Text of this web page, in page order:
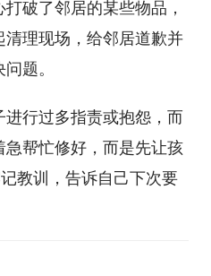
破了邻居的某些物品，
理现场，给邻居道歉并
题。
行过多指责或抱怨，而
帮忙修好，而是先让孩
教训，告诉自己下次要